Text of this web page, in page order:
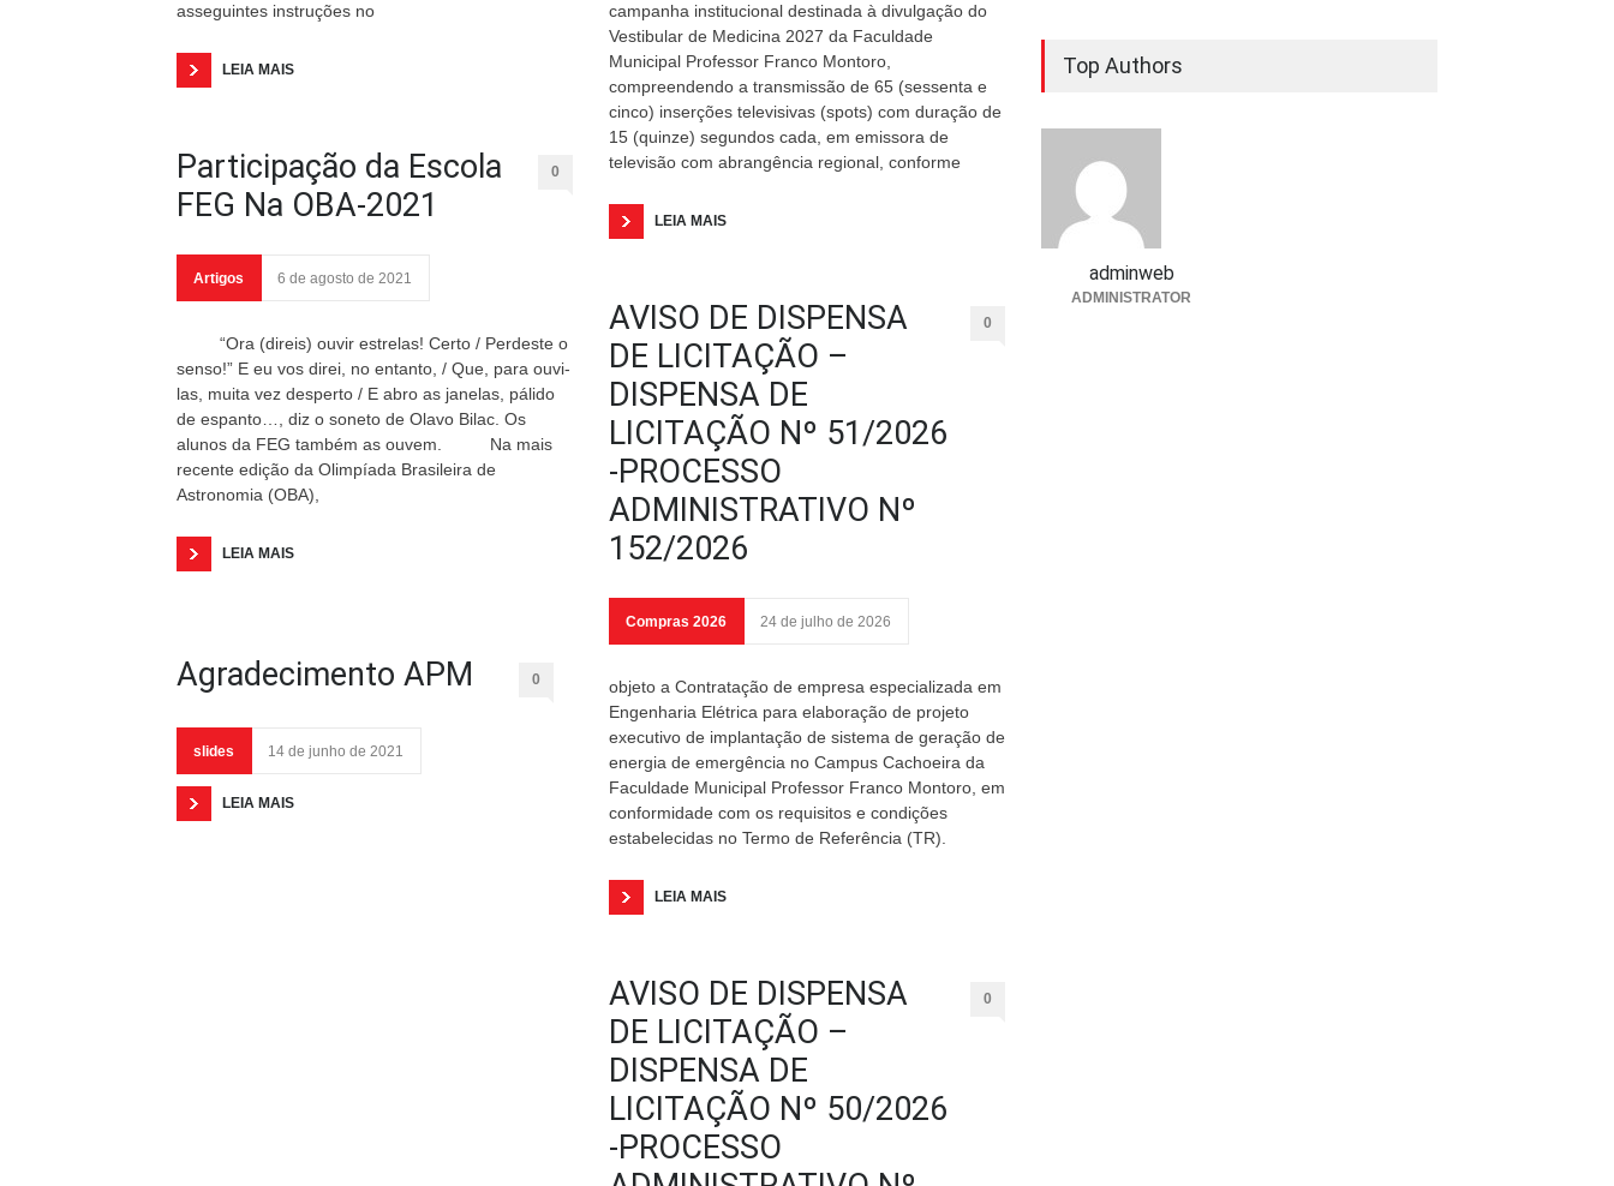
asseguintes instruções no
LEIA MAIS
Participação da Escola
FEG Na OBA-2021
0
Artigos 6 de agosto de 2021
“Ora (direis) ouvir estrelas! Certo / Perdeste o
senso!” E eu vos direi, no entanto, / Que, para ouvi-
las, muita vez desperto / E abro as janelas, pálido
de espanto…, diz o soneto de Olavo Bilac. Os
alunos da FEG também as ouvem. Na mais
recente edição da Olimpíada Brasileira de
Astronomia (OBA),
LEIA MAIS
Agradecimento APM 0
slides 14 de junho de 2021
LEIA MAIS
campanha institucional destinada à divulgação do
Vestibular de Medicina 2027 da Faculdade
Municipal Professor Franco Montoro,
compreendendo a transmissão de 65 (sessenta e
cinco) inserções televisivas (spots) com duração de
15 (quinze) segundos cada, em emissora de
televisão com abrangência regional, conforme
LEIA MAIS
AVISO DE DISPENSA
DE LICITAÇÃO –
DISPENSA DE
LICITAÇÃO Nº 51/2026
-PROCESSO
ADMINISTRATIVO Nº
152/2026
0
Compras 2026 24 de julho de 2026
objeto a Contratação de empresa especializada em
Engenharia Elétrica para elaboração de projeto
executivo de implantação de sistema de geração de
energia de emergência no Campus Cachoeira da
Faculdade Municipal Professor Franco Montoro, em
conformidade com os requisitos e condições
estabelecidas no Termo de Referência (TR).
LEIA MAIS
AVISO DE DISPENSA
DE LICITAÇÃO –
DISPENSA DE
LICITAÇÃO Nº 50/2026
-PROCESSO
0
Top Authors
adminweb
ADMINISTRATOR